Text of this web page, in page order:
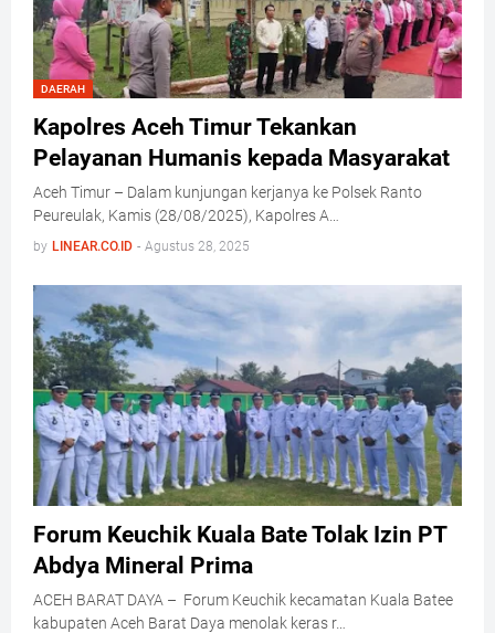
DAERAH
Kapolres Aceh Timur Tekankan
Pelayanan Humanis kepada Masyarakat
Aceh Timur – Dalam kunjungan kerjanya ke Polsek Ranto
Peureulak, Kamis (28/08/2025), Kapolres A…
by LINEAR.CO.ID - Agustus 28, 2025
Forum Keuchik Kuala Bate Tolak Izin PT
Abdya Mineral Prima
ACEH BARAT DAYA – Forum Keuchik kecamatan Kuala Batee
kabupaten Aceh Barat Daya menolak keras r…